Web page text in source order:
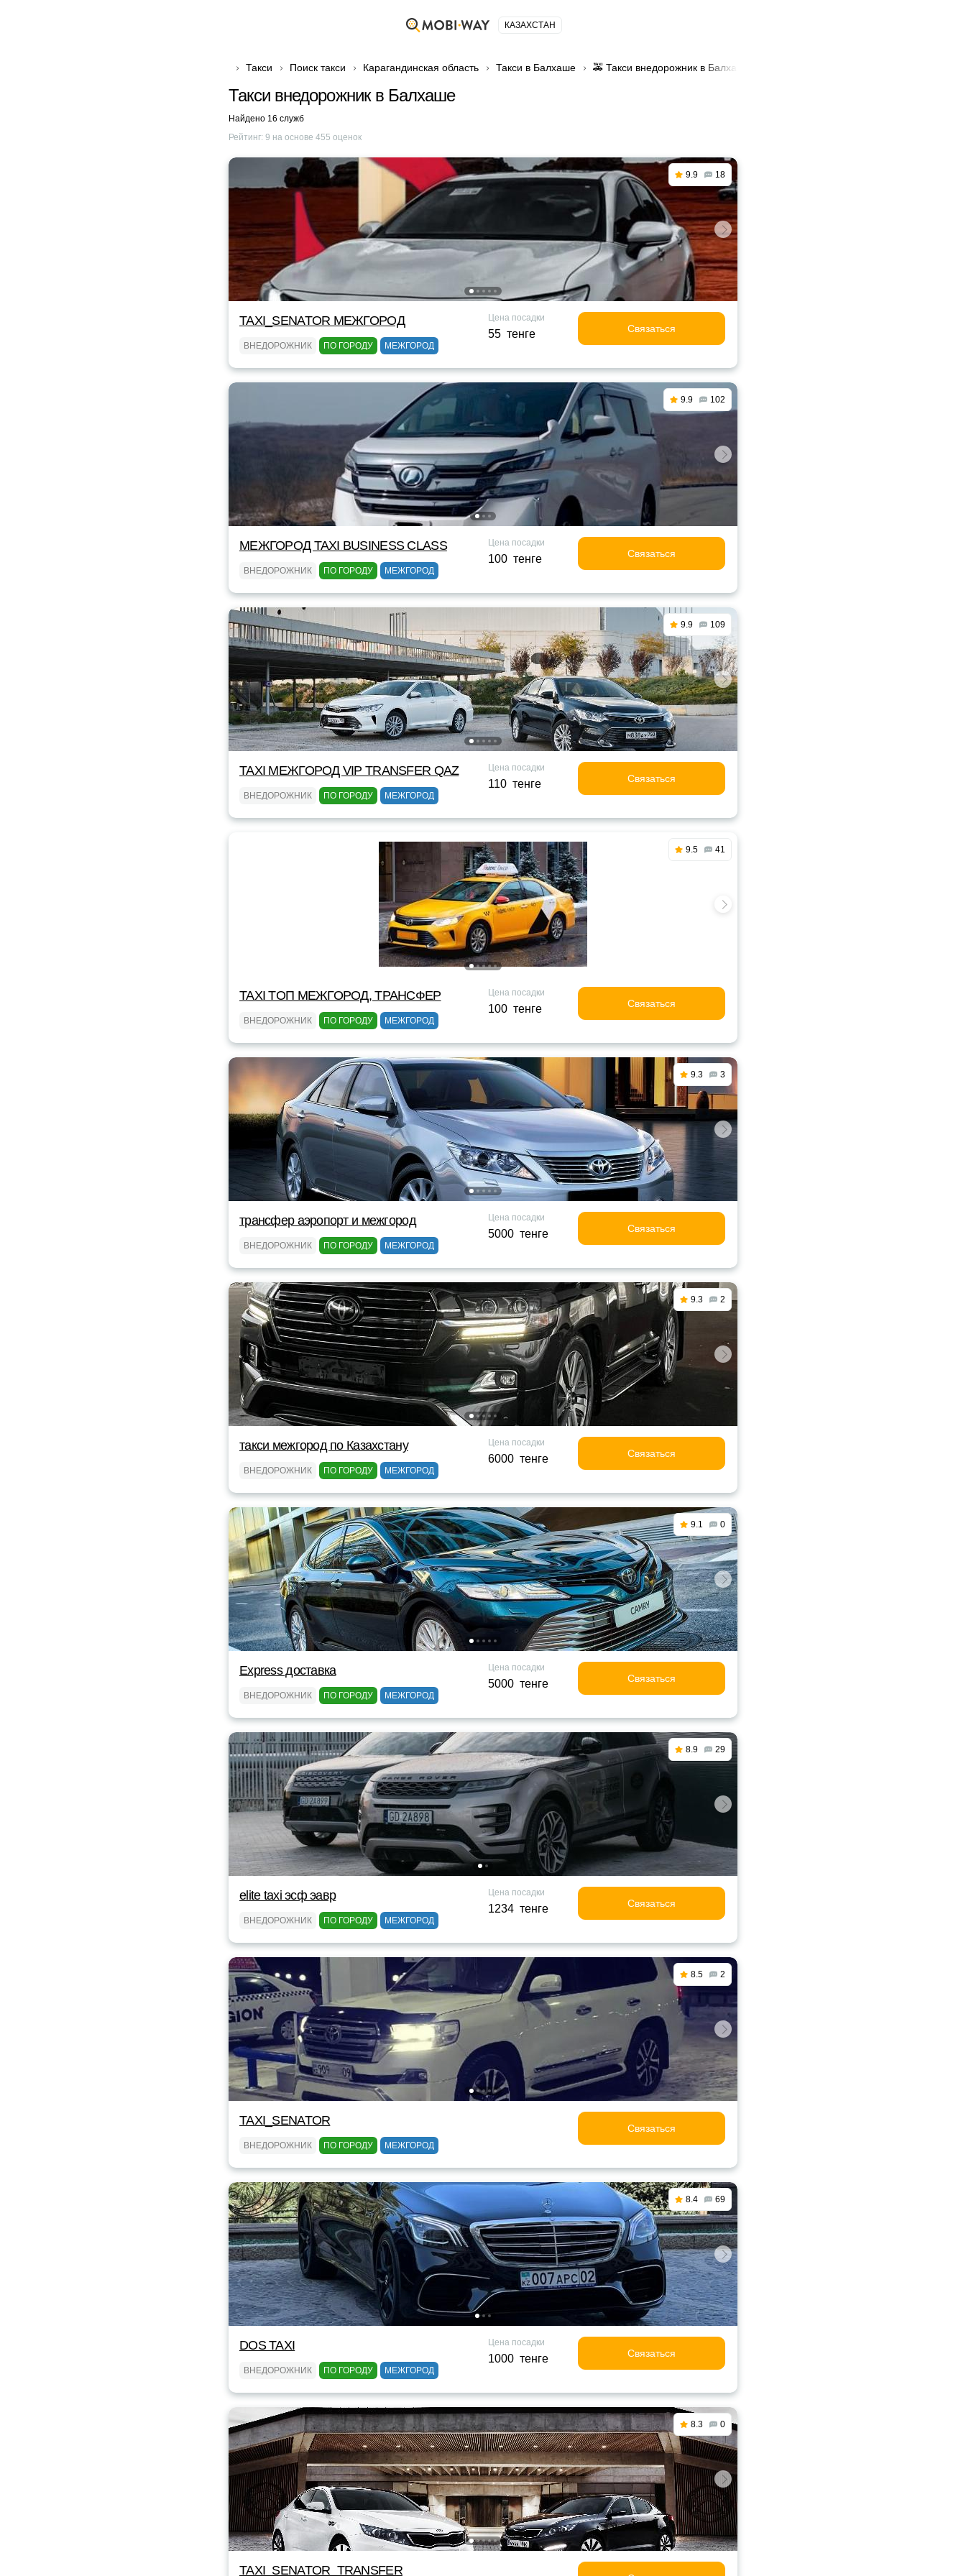
КАЗАХСТАН
Такси Поиск такси Карагандинская область Такси в Балхаше 🚕 Такси внедорожник в Балхаше
Такси внедорожник в Балхаше
Найдено 16 служб
Рейтинг: 9 на основе 455 оценок
9.9 18
TAXI_SENATOR МЕЖГОРОД
ВНЕДОРОЖНИК ПО ГОРОДУ МЕЖГОРОД
Цена посадки
55 тенге Связаться
9.9 102
МЕЖГОРОД TAXI BUSINESS CLASS
ВНЕДОРОЖНИК ПО ГОРОДУ МЕЖГОРОД
Цена посадки
100 тенге Связаться
9.9 109
TAXI МЕЖГОРОД VIP TRANSFER QАZ
ВНЕДОРОЖНИК ПО ГОРОДУ МЕЖГОРОД
Цена посадки
110 тенге Связаться
9.5 41
TAXI TOП МЕЖГОРОД, ТРАНСФЕР
ВНЕДОРОЖНИК ПО ГОРОДУ МЕЖГОРОД
Цена посадки
100 тенге Связаться
9.3 3
трансфер аэропорт и межгород
ВНЕДОРОЖНИК ПО ГОРОДУ МЕЖГОРОД
Цена посадки
5000 тенге Связаться
9.3 2
такси межгород по Казахстану
ВНЕДОРОЖНИК ПО ГОРОДУ МЕЖГОРОД
Цена посадки
6000 тенге Связаться
9.1 0
Express доставка
ВНЕДОРОЖНИК ПО ГОРОДУ МЕЖГОРОД
Цена посадки
5000 тенге Связаться
8.9 29
elite taxi эсф эавр
ВНЕДОРОЖНИК ПО ГОРОДУ МЕЖГОРОД
Цена посадки
1234 тенге Связаться
8.5 2
TAXI_SENATOR
ВНЕДОРОЖНИК ПО ГОРОДУ МЕЖГОРОД
Связаться
8.4 69
DOS TAXI
ВНЕДОРОЖНИК ПО ГОРОДУ МЕЖГОРОД
Цена посадки
1000 тенге Связаться
8.3 0
TAXI_SENATOR_TRANSFER